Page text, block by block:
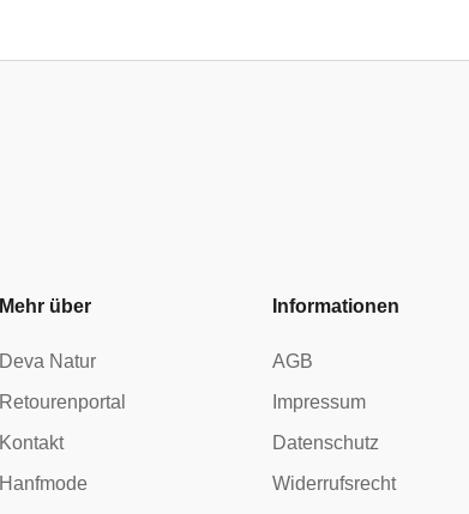
Mehr über
Deva Natur
Retourenportal
Kontakt
Hanfmode
Informationen
AGB
Impressum
Datenschutz
Widerrufsrecht